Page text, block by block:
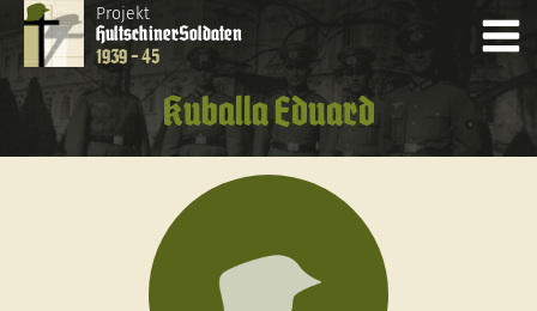
Projekt
HultschinerSoldaten
1939 - 45
Kuballa Eduard